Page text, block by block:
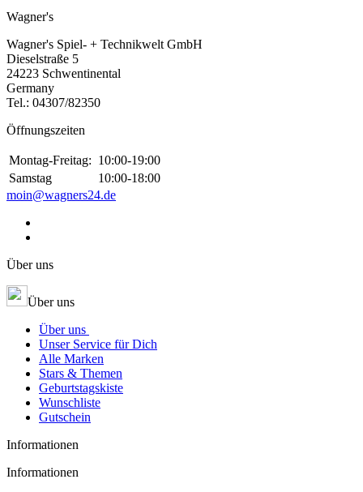
Wagner's
Wagner's Spiel- + Technikwelt GmbH
Dieselstraße 5
24223 Schwentinental
Germany
Tel.: 04307/82350
Öffnungszeiten
Montag-Freitag: 10:00-19:00
Samstag
10:00-18:00
moin@wagners24.de
Über uns
Über uns
Über uns
Unser Service für Dich
Alle Marken
Stars & Themen
Geburtstagskiste
Wunschliste
Gutschein
Informationen
Informationen